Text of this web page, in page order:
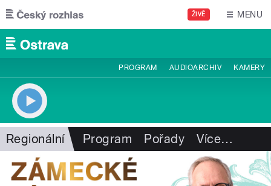
Přejít k hlavnímu obsahu
ŽIVĚ MENU
PROGRAM AUDIOARCHIV KAMERY
Regionální Program Pořady Více…